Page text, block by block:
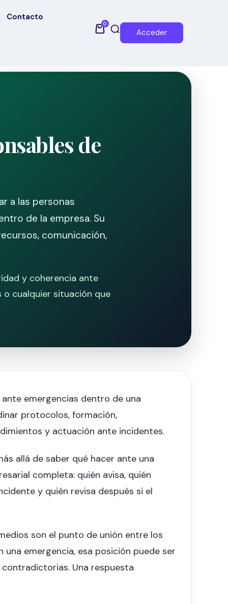
Contacto
0
Acceder
de
a las personas
de la empresa. Su
comunicación,
y coherencia ante
o cualquier situación que
emergencias dentro de una
protocolos, formación,
y actuación ante incidentes.
allá de saber qué hacer ante una
completa: quién avisa, quién
y quién revisa después si el
son el punto de unión entre los
emergencia, esa posición puede ser
Una respuesta